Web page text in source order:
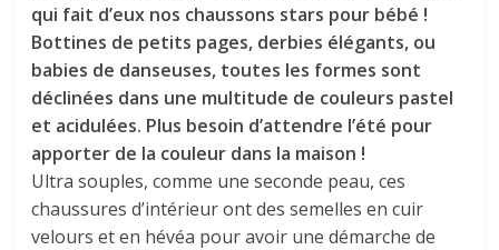
qui fait d’eux nos chaussons stars pour bébé !
Bottines de petits pages, derbies élégants, ou
babies de danseuses, toutes les formes sont
déclinées dans une multitude de couleurs pastel
et acidulées. Plus besoin d’attendre l’été pour
apporter de la couleur dans la maison !
Ultra souples, comme une seconde peau, ces
chaussures d’intérieur ont des semelles en cuir
velours et en hévéa pour avoir une démarche de